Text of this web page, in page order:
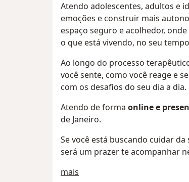
Atendo adolescentes, adultos e
emoções e construir mais
espaço seguro e acolhedor,
o que está vivendo, no seu
Ao longo do processo
você sente, como você reage e
com os desafios do seu dia a dia.
Atendo de forma online e
de Janeiro.
Se você está buscando cuidar
será um prazer te acompanhar
mais